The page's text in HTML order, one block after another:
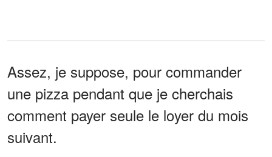
Assez, je suppose, pour commander
une pizza pendant que je cherchais
comment payer seule le loyer du mois
suivant.